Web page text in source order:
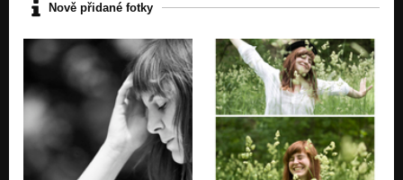
Nově přidané fotky